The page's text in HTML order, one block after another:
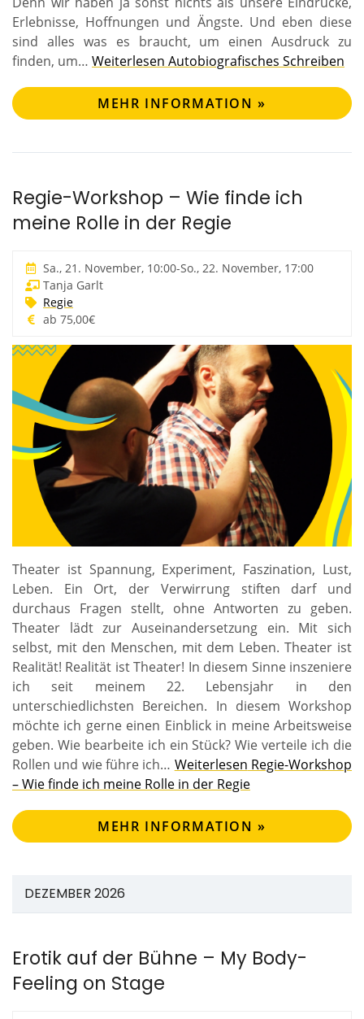
Erlebnisse, Hoffnungen und Ängste. Und eben diese
sind alles was es braucht, um einen Ausdruck zu
finden, um… Weiterlesen Autobiografisches Schreiben
MEHR INFORMATION »
Regie-Workshop – Wie finde ich
meine Rolle in der Regie
Sa., 21. November, 10:00-So., 22. November, 17:00
Tanja Garlt
Regie
ab 75,00€
Theater ist Spannung, Experiment, Faszination, Lust,
Leben. Ein Ort, der Verwirrung stiften darf und
durchaus Fragen stellt, ohne Antworten zu geben.
Theater lädt zur Auseinandersetzung ein. Mit sich
selbst, mit den Menschen, mit dem Leben. Theater ist
Realität! Realität ist Theater! In diesem Sinne inszeniere
ich seit meinem 22. Lebensjahr in den
unterschiedlichsten Bereichen. In diesem Workshop
möchte ich gerne einen Einblick in meine Arbeitsweise
geben. Wie bearbeite ich ein Stück? Wie verteile ich die
Rollen und wie führe ich… Weiterlesen Regie-Workshop
– Wie finde ich meine Rolle in der Regie
MEHR INFORMATION »
DEZEMBER 2026
Erotik auf der Bühne – My Body-
Feeling on Stage